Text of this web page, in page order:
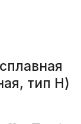
тип H)